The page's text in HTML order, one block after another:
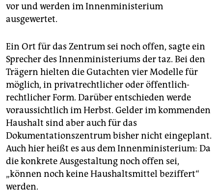
vor und werden im Innenministerium
ausgewertet.
Ein Ort für das Zentrum sei noch offen, sagte ein
Sprecher des Innenministeriums der taz. Bei den
Trägern hielten die Gutachten vier Modelle für
möglich, in privatrechtlicher oder öffentlich-
rechtlicher Form. Darüber entschieden werde
voraussichtlich im Herbst. Gelder im kommenden
Haushalt sind aber auch für das
Dokumentationszentrum bisher nicht eingeplant.
Auch hier heißt es aus dem Innenministerium: Da
die konkrete Ausgestaltung noch offen sei,
„können noch keine Haushaltsmittel beziffert“
werden.